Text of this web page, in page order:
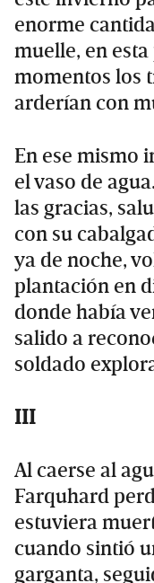
enorme
muelle, en
momentos los
arderían con
En ese mismo
el vaso de
las gracias,
con su
ya de noche,
plantación en
donde había
salido a
soldado
III
Al caerse al
Farquhard
estuviera
cuando sintió
garganta,